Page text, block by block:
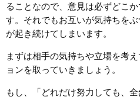
ることなので、意見は必ずどこ
す。それでもお互いが気持ちを
が起き続けてしまいます。
まずは相手の気持ちや立場を考
ョンを取っていきましょう。
もし、「どれだけ努力しても、